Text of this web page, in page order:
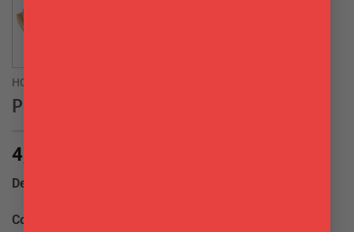
HOME
Piroga in legno 9,5 cm 50 pz
4,20
Descrizione:
Colori: